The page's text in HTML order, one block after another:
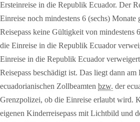
Ersteinreise in die Republik Ecuador. Der
Einreise noch mindestens 6 (sechs) Monate
Reisepass keine Gültigkeit von mindestens
die Einreise in die Republik Ecuador
Einreise in die Republik Ecuador
Reisepass beschädigt ist. Das liegt dann am
ecuadorianischen Zollbeamten bzw. der
Grenzpolizei, ob die Einreise erlaubt wird.
eigenen Kinderreisepass mit Lichtbild und